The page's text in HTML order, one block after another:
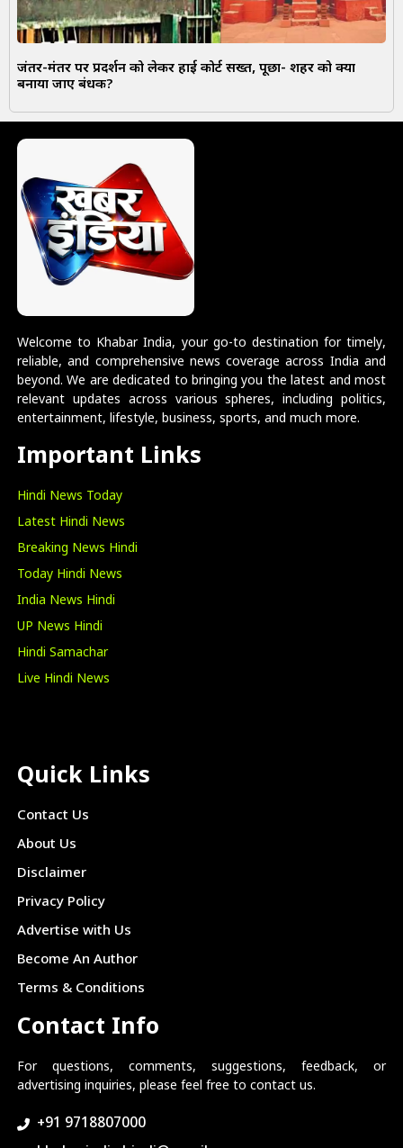
जंतर-मंतर पर प्रदर्शन को लेकर हाई कोर्ट सख्त, पूछा- शहर को क्यों
बनाया जाए बंधक?
Welcome to Khabar India, your go-to destination for timely,
reliable, and comprehensive news coverage across India and
beyond. We are dedicated to bringing you the latest and most
relevant updates across various spheres, including politics,
entertainment, lifestyle, business, sports, and much more.
Important Links
Hindi News Today
Latest Hindi News
Breaking News Hindi
Today Hindi News
India News Hindi
UP News Hindi
Hindi Samachar
Live Hindi News
Quick Links
Contact Us
About Us
Disclaimer
Privacy Policy
Advertise with Us
Become An Author
Terms & Conditions
Contact Info
For questions, comments, suggestions, feedback, or
advertising inquiries, please feel free to contact us.
+91 9718807000